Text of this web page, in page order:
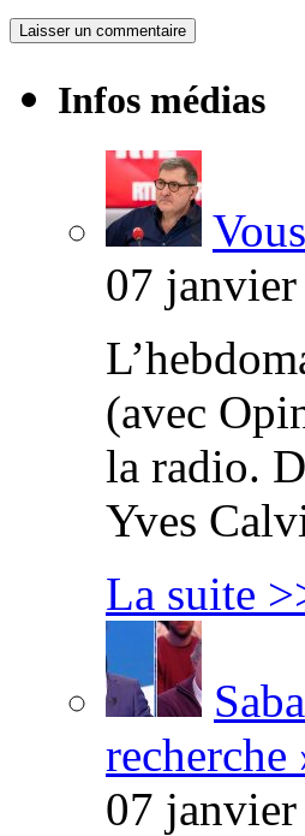
Infos médias
07
(avec
la radio.
Yves
La suite
07